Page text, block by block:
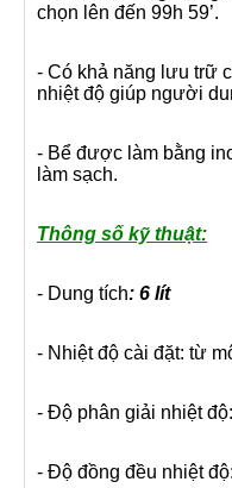
chọn lên đến 99h 59’.
- Có khả năng lưu trữ
nhiệt độ giúp người
- Bể được làm bằng
làm sạch.
Thông số kỹ thuật:
- Dung tích: 6 lít
- Nhiệt độ cài đặt: từ
- Độ phân giải nhiệt
- Độ đồng đều nhiệt